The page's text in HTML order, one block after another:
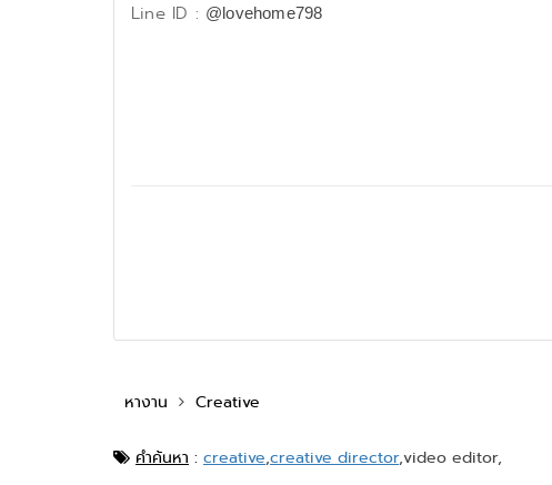
Line ID : @lovehome798
หางาน Creative
คำค้นหา : creative,creative director,video editor,